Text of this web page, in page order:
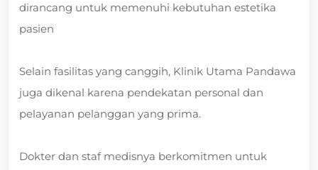
dirancang untuk memenuhi kebutuhan estetika
pasien
Selain fasilitas yang canggih, Klinik Utama Pandawa
juga dikenal karena pendekatan personal dan
pelayanan pelanggan yang prima.
Dokter dan staf medisnya berkomitmen untuk